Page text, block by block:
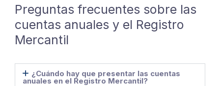
Preguntas frecuentes sobre las
cuentas anuales y el Registro
Mercantil
¿Cuándo hay que presentar las cuentas
anuales en el Registro Mercantil?